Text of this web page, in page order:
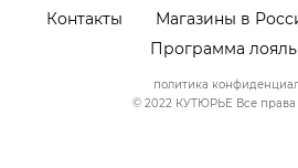
Контакты
Магазины в
Программа
© 2022 КУТЮРЬЕ Все
политика